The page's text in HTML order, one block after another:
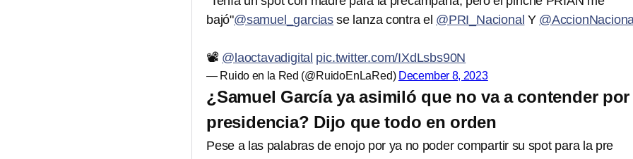
bajó"@samuel_garcias se lanza contra el @PRI_Nacional Y
📽️ @laoctavadigital pic.twitter.com/IXdLsbs90N
— Ruido en la Red (@RuidoEnLaRed) December 8, 2023
¿Samuel García ya asimiló que no va a contender por
presidencia? Dijo que todo en orden
Pese a las palabras de enojo por ya no poder compartir su spot para la pre